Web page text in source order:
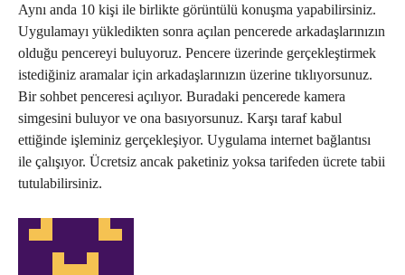
Aynı anda 10 kişi ile birlikte görüntülü konuşma yapabilirsiniz.
Uygulamayı yükledikten sonra açılan pencerede arkadaşlarınızın
olduğu pencereyi buluyoruz. Pencere üzerinde gerçekleştirmek
istediğiniz aramalar için arkadaşlarınızın üzerine tıklıyorsunuz.
Bir sohbet penceresi açılıyor. Buradaki pencerede kamera
simgesini buluyor ve ona basıyorsunuz. Karşı taraf kabul
ettiğinde işleminiz gerçekleşiyor. Uygulama internet bağlantısı
ile çalışıyor. Ücretsiz ancak paketiniz yoksa tarifeden ücrete tabii
tutulabilirsiniz.